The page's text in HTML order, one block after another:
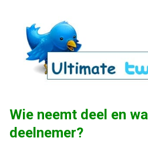
Wie neemt deel en
deelnemer?